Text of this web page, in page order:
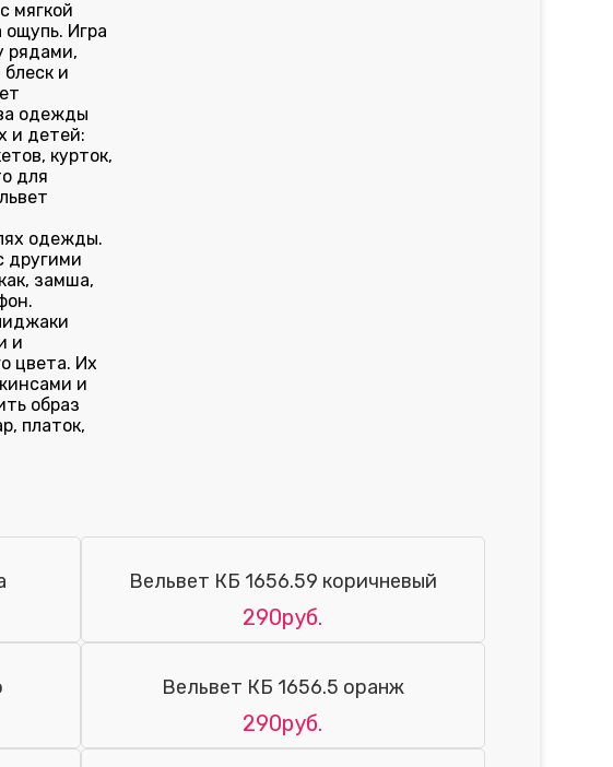
мягкой
Игра
рядами,
и
одежды
и детей:
курток,
для
одежды.
другими
замша,
и
цвета. Их
и
образ
платок,
Вельвет КБ 1656.59 коричневый
290руб.
Вельвет КБ 1656.5 оранж
290руб.